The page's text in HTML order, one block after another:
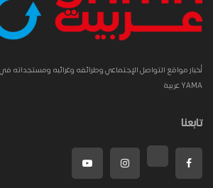
أخبار مواقع التواصل الإجتماعي وطرائفه وغرائبه ومستجداته
YAMA عربية
تابعنا